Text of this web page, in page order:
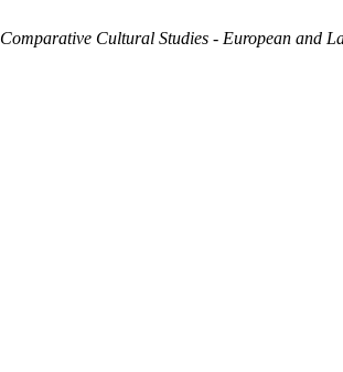
Comparative Cultural Studies - European and